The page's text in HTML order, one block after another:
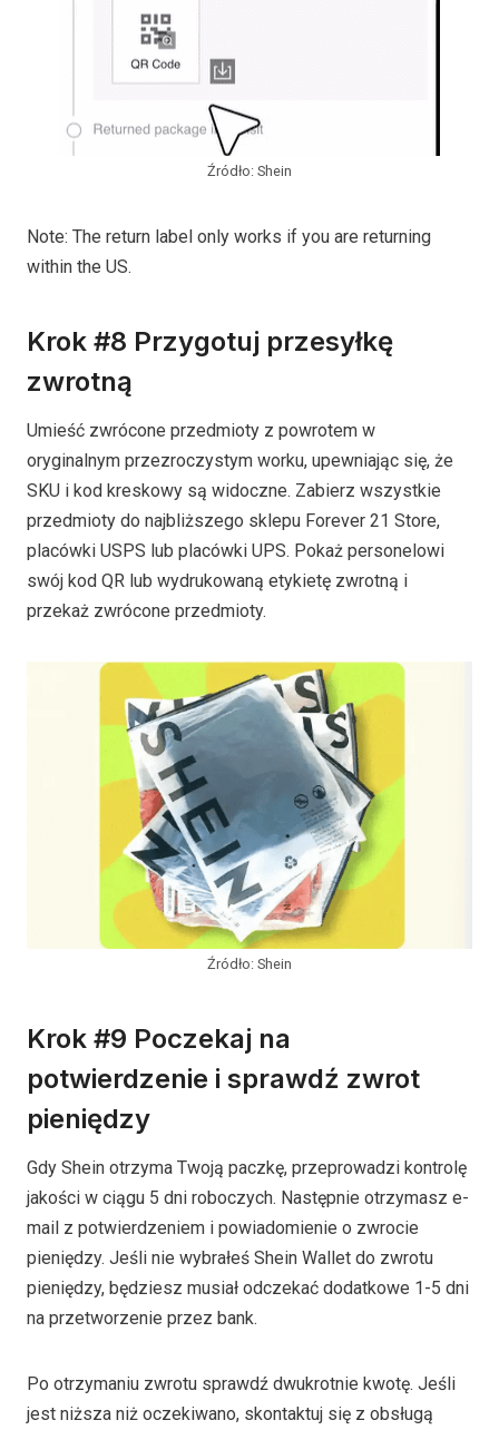
Źródło: Shein
Note: The return label only works if you are returning
within the US.
Krok #8 Przygotuj przesyłkę
zwrotną
Umieść zwrócone przedmioty z powrotem w
oryginalnym przezroczystym worku, upewniając się, że
SKU i kod kreskowy są widoczne. Zabierz wszystkie
przedmioty do najbliższego sklepu Forever 21 Store,
placówki USPS lub placówki UPS. Pokaż personelowi
swój kod QR lub wydrukowaną etykietę zwrotną i
przekaż zwrócone przedmioty.
Źródło: Shein
Krok #9 Poczekaj na
potwierdzenie i sprawdź zwrot
pieniędzy
Gdy Shein otrzyma Twoją paczkę, przeprowadzi kontrolę
jakości w ciągu 5 dni roboczych. Następnie otrzymasz e-
mail z potwierdzeniem i powiadomienie o zwrocie
pieniędzy. Jeśli nie wybrałeś Shein Wallet do zwrotu
pieniędzy, będziesz musiał odczekać dodatkowe 1-5 dni
na przetworzenie przez bank.
Po otrzymaniu zwrotu sprawdź dwukrotnie kwotę. Jeśli
jest niższa niż oczekiwano, skontaktuj się z obsługą